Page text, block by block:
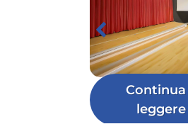
Continua
leggere